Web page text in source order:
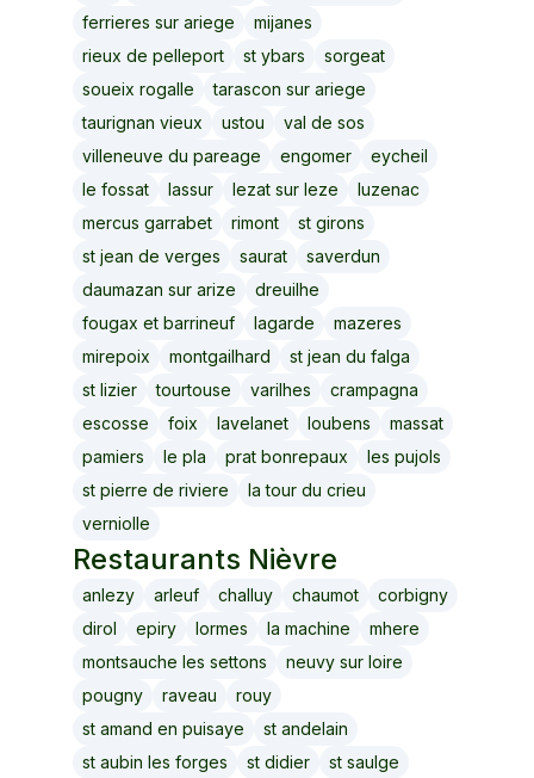
ferrieres sur ariege
mijanes
rieux de pelleport
st ybars
sorgeat
soueix rogalle
tarascon sur ariege
taurignan vieux
ustou
val de sos
villeneuve du pareage
engomer
eycheil
le fossat
lassur lezat sur leze
luzenac
mercus garrabet
rimont
st girons
st jean de verges
saurat
saverdun
daumazan sur arize
dreuilhe
fougax et barrineuf
lagarde
mazeres
mirepoix
montgailhard
st jean du falga
st lizier
tourtouse varilhes
crampagna
escosse
foix lavelanet loubens
massat
pamiers
le pla prat bonrepaux
les pujols
st pierre de riviere
la tour du crieu
verniolle
Restaurants Nièvre
anlezy arleuf challuy chaumot
corbigny
dirol
epiry lormes la machine
mhere
montsauche les settons
neuvy sur loire
pougny
raveau
rouy
st amand en puisaye
st andelain
st aubin les forges
st didier
st saulge